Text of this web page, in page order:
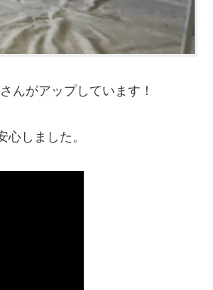
んがアップしています！
しました。